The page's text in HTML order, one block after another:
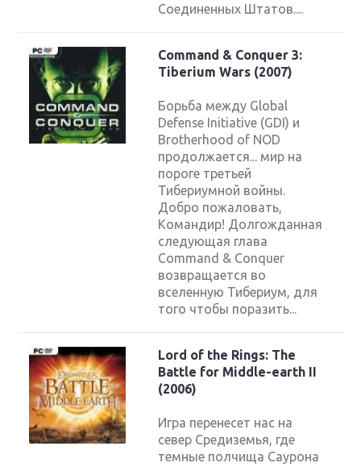
Соединенных Штатов....
Command & Conquer 3:
Tiberium Wars (2007)
Борьба между Global
Defense Initiative (GDI) и
Brotherhood of NOD
продолжается... мир на
пороге третьей
Тибериумной войны.
Добро пожаловать,
Командир! Долгожданная
следующая глава
Command & Conquer
возвращается во
вселенную Тибериум, для
того чтобы поразить...
Lord of the Rings: The
Battle for Middle-earth II
(2006)
Игра перенесет нас на
север Средиземья, где
темные полчища Саурона